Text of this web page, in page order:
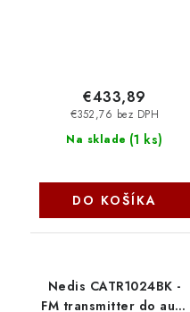
Na sklade (1 ks)
€352,76 bez DPH
€433,89
DO KOŠÍKA
Nedis CATR1024BK -
FM transmitter do auta